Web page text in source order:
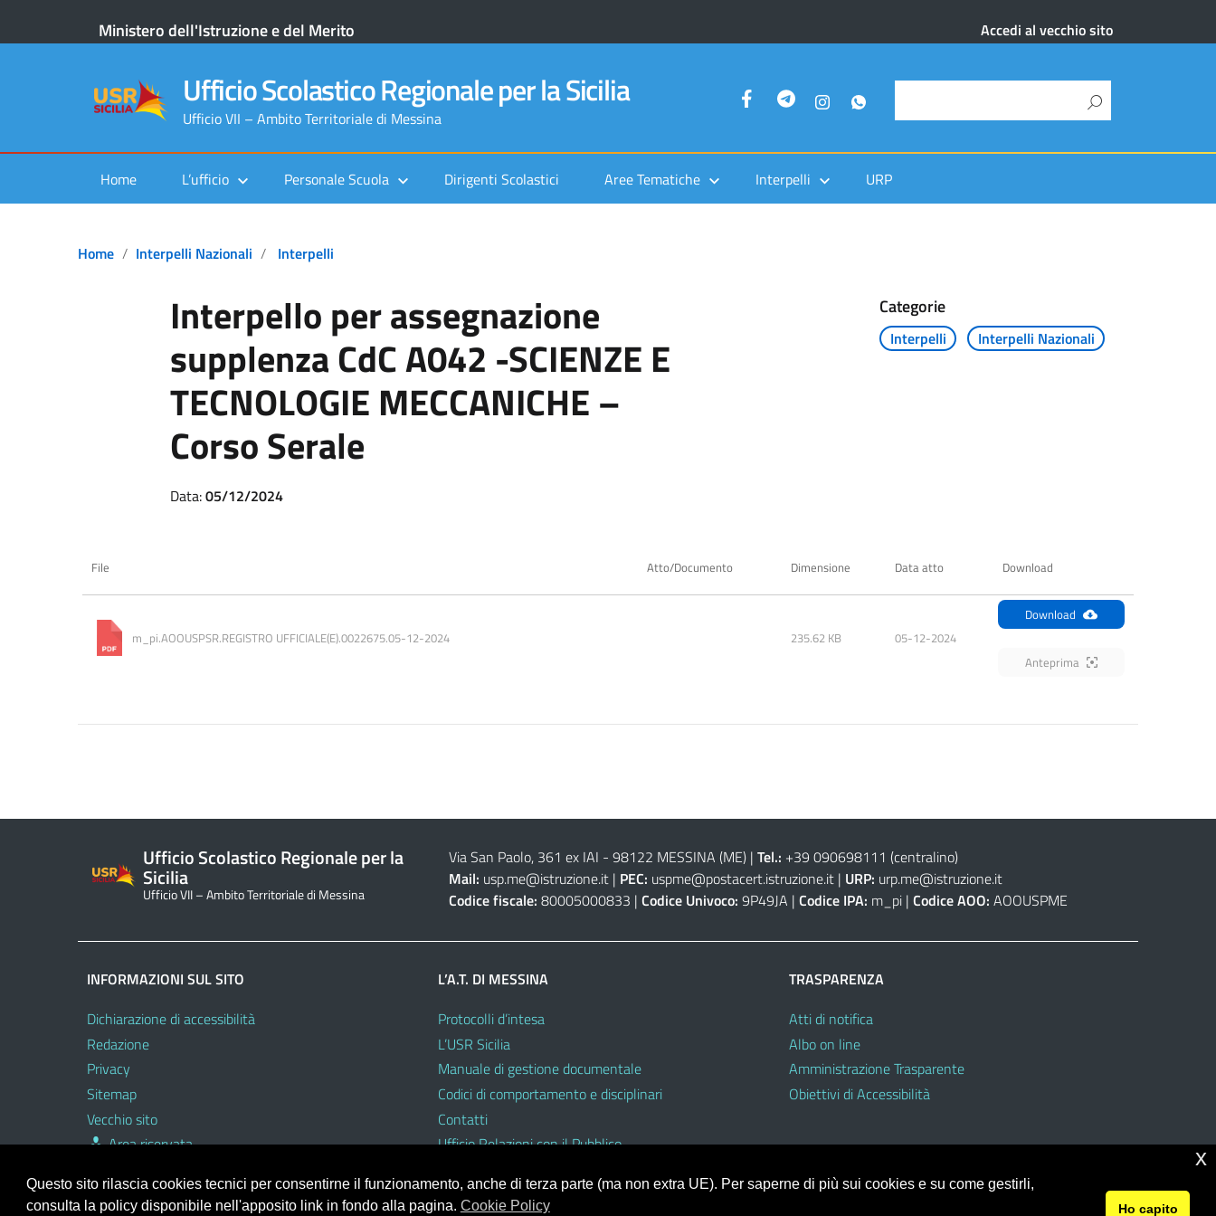
Ministero dell'Istruzione e del Merito Accedi al vecchio sito
Ufficio Scolastico Regionale per la Sicilia
Ufficio VII – Ambito Territoriale di Messina
Home L’ufficio Personale Scuola Dirigenti Scolastici Aree Tematiche Interpelli URP
Home Interpelli Nazionali Interpelli
Interpello per assegnazione
supplenza CdC A042 -SCIENZE E
TECNOLOGIE MECCANICHE –
Corso Serale
Categorie
Interpelli Interpelli Nazionali
Data:05/12/2024
File Atto/Documento Dimensione Data atto Download
m_pi.AOOUSPSR.REGISTRO UFFICIALE(E).0022675.05-12-2024 235.62 KB 05-12-2024
Download
Anteprima
Ufficio Scolastico Regionale per la
Sicilia
Ufficio VII – Ambito Territoriale di Messina
Via San Paolo, 361 ex IAI - 98122 MESSINA (ME)| Tel.: +39 090698111 (centralino)
Mail: usp.me@istruzione.it| PEC: uspme@postacert.istruzione.it| URP: urp.me@istruzione.it
Codice fiscale: 80005000833 | Codice Univoco: 9P49JA | Codice IPA: m_pi | Codice AOO: AOOUSPME
INFORMAZIONI SUL SITO
Dichiarazione di accessibilità
Redazione
Privacy
Sitemap
Vecchio sito
Area riservata
L’A.T. DI MESSINA
Protocolli d’intesa
L’USR Sicilia
Manuale di gestione documentale
Codici di comportamento e disciplinari
Contatti
Ufficio Relazioni con il Pubblico
TRASPARENZA
Atti di notifica
Albo on line
Amministrazione Trasparente
Obiettivi di Accessibilità
Questo sito rilascia cookies tecnici per consentirne il funzionamento, anche di terza parte (ma non extra UE). Per saperne di più sui cookies e su come gestirli,
consulta la policy disponibile nell'apposito link in fondo alla pagina. Cookie Policy Ho capito
x